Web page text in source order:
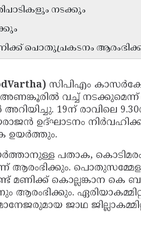
നടക്കും
പൊതുപ്രകടനം
സിപിഎം
അണങ്കൂരിൽ വച്ച്
19ന് രാവിലെ
ഉദ്ഘാടനം
ഉയർത്തും.
പതാക,
ആരംഭിക്കും.
മണിക്ക് കൊല്ലങ്കാന
ആരംഭിക്കും.
ജാഥ